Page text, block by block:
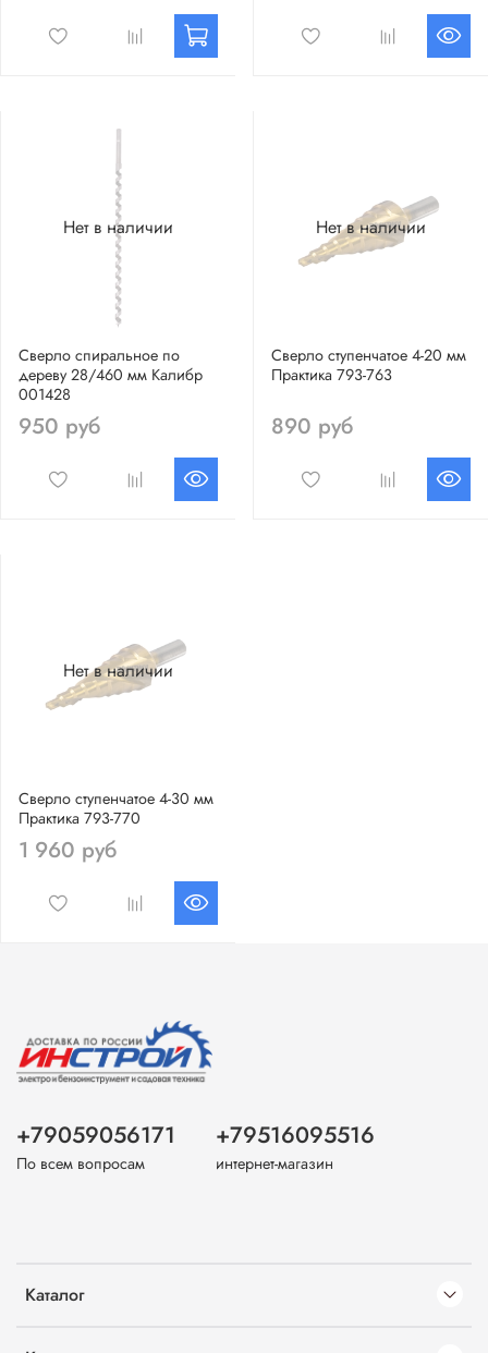
Нет в наличии
Сверло спиральное по
дереву 28/460 мм Калибр
001428
950 руб
Нет в наличии
Сверло ступенчатое 4-20 мм
Практика 793-763
890 руб
Нет в наличии
Сверло ступенчатое 4-30 мм
Практика 793-770
1 960 руб
Каталог
+79059056171
По всем вопросам
+79516095516
интернет-магазин